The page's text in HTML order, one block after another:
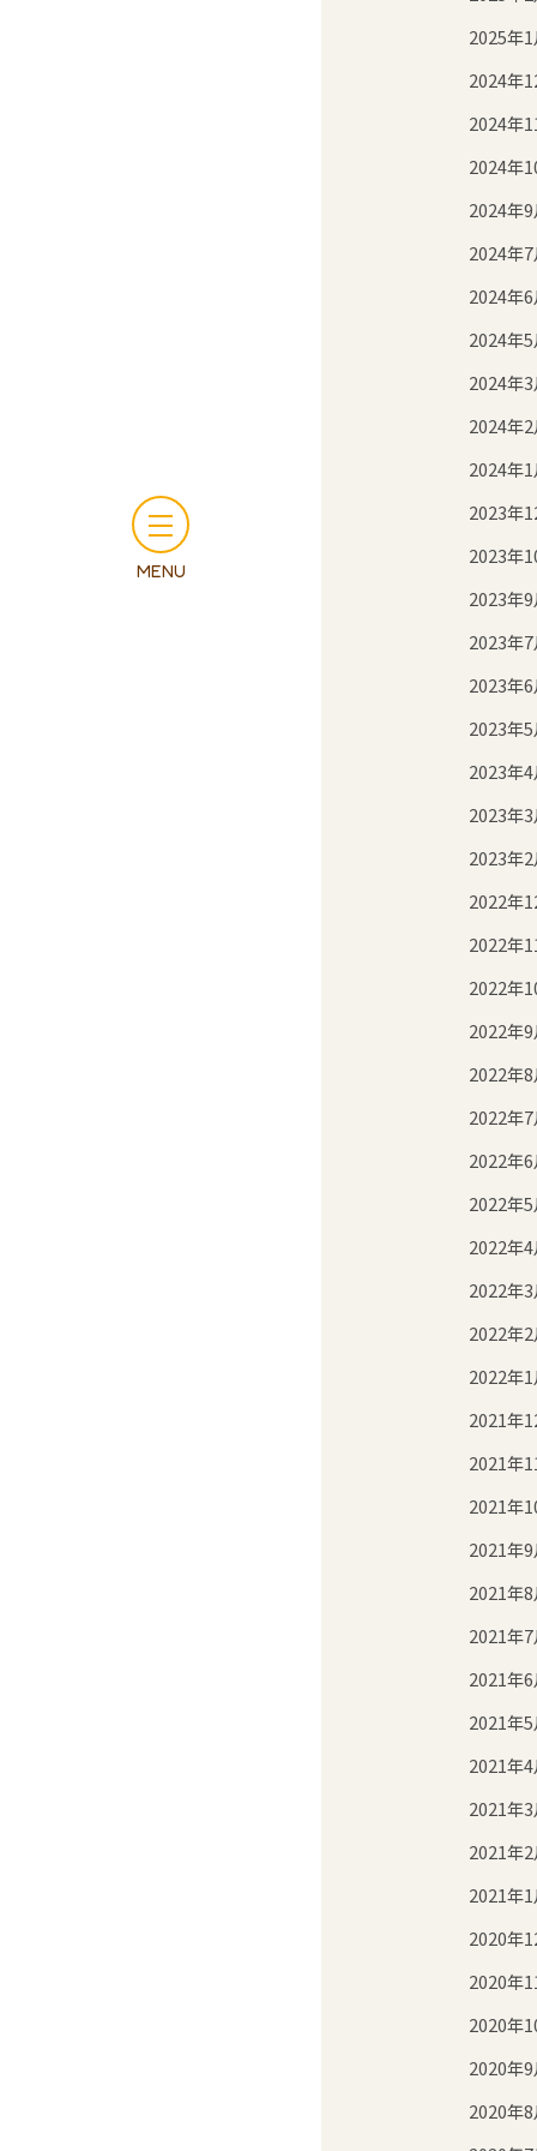
2025年1
2024年
2024年
2024年
2024年9
2024年7
2024年6
2024年5
2024年3
2024年2
2024年1
2023年
2023年
2023年9
2023年7
2023年6
2023年5
2023年4
2023年3
2023年2
2022年
2022年
2022年
2022年9
2022年8
2022年7
2022年6
2022年5
2022年4
2022年3
2022年2
2022年1
2021年
2021年
2021年
2021年9
2021年8
2021年7
2021年6
2021年5
2021年4
2021年3
2021年2
2021年1
2020年
2020年
2020年
2020年9
2020年8